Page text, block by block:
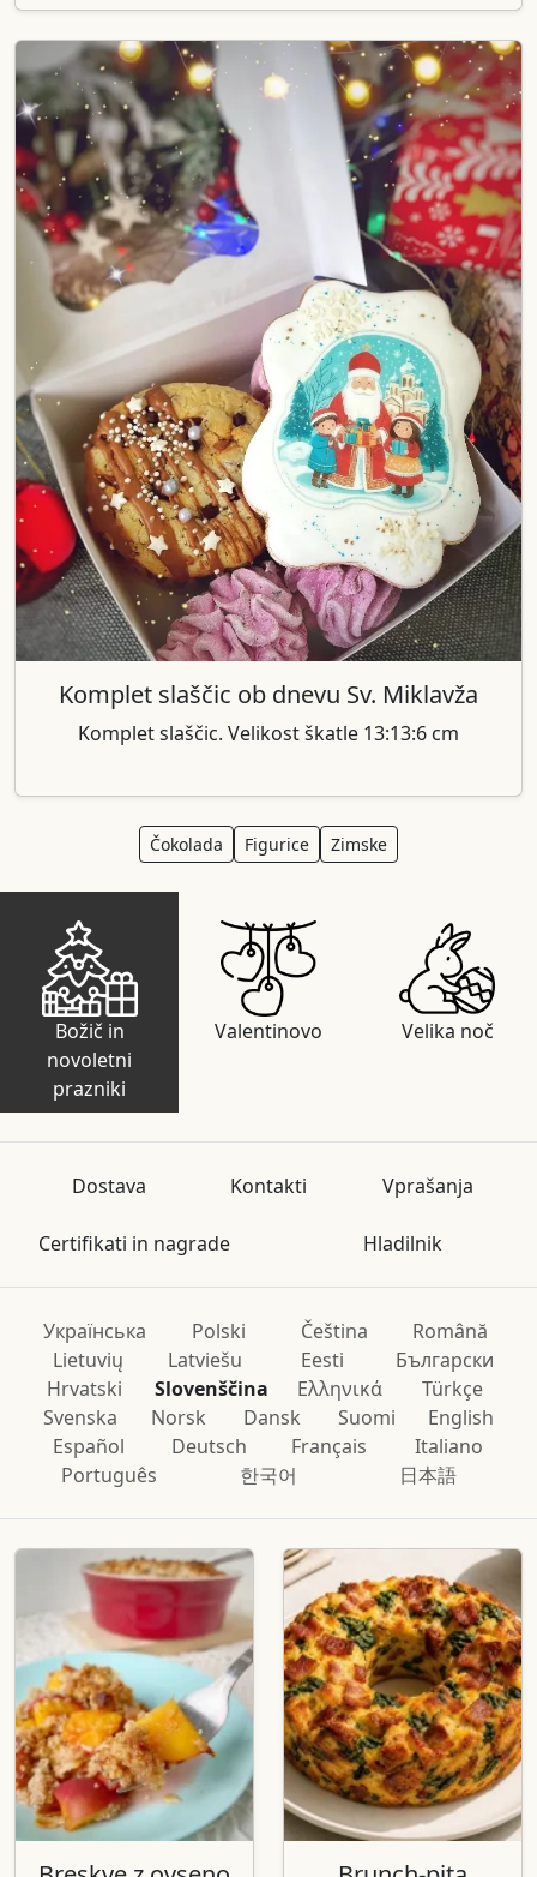
Komplet slaščic ob dnevu Sv. Miklavža
Komplet slaščic. Velikost škatle 13:13:6 cm
Čokolada Figurice Zimske
Božič in
novoletni
prazniki
Valentinovo Velika noč
Dostava Kontakti Vprašanja
Certifikati in nagrade Hladilnik
Українська Polski Čeština
Română
Lietuvių
Latviešu Eesti
Български
Hrvatski
Slovenščina Ελληνικά
Türkçe
Svenska
Norsk Dansk Suomi
English
Español
Deutsch Français
Italiano
Português
한국어 日本語